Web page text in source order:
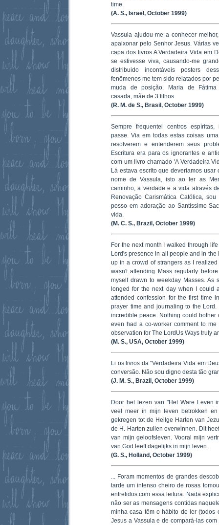
time.
(A. S., Israel, October 1999)
Vassula ajudou-me a conhecer
apaixonar pelo Senhor Jesus. Várias
capa dos livros A Verdadeira Vida em
se estivesse viva, causando-me
distribuido incontáveis posters
fenômenos me tem sido relatados por
muda de posição. Maria de Fátima
casada, mãe de 3 filhos.
(R. M. de S., Brasil, October 1999)
Sempre frequentei centros
passe. Via em todas estas coisas
resolverem e entenderem seus
Escritura era para os ignorantes e
com um livro chamado 'A Verdadeira
Lá estava escrito que deveríamos
nome de Vassula, isto ao ler as
caminho, a verdade e a vida através
Renovação Carismática Católica,
posso em adoração ao Santíssimo
vida.
(M. C. S., Brazil, October 1999)
For the next month I walked through
Lord's presence in all people and in
up in a crowd of strangers as I
wasn't attending Mass regularly
myself drawn to weekday Masses. As
longed for the next day when I could
attended confession for the first time
prayer time and journaling to the
incredible peace. Nothing could
even had a co-worker comment to
observation for The LordUs Ways truly
(M. S., USA, October 1999)
Li os livros da "Verdadeira Vida em
conversão. Não sou digno desta tão
(J. M. S., Brazil, October 1999)
Door het lezen van "Het Ware Leven
veel meer in mijn leven betrokken
gekregen tot de Heilge Harten van
de H. Harten zullen overwinnen. Dit
van mijn geloofsleven. Vooral mijn
van God leeft dagelijks in mijn leven.
(G. S., Holland, October 1999)
... Foram momentos de grandes
tarde um intenso cheiro de rosas
entretidos com essa leitura. Nada
não ser as mensagens contidas
minha casa têm o hábito de ler (todos
Jesus a Vassula e de compará-las